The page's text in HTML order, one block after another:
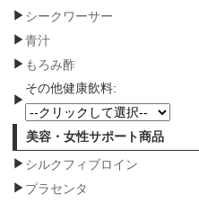
シークワーサー
青汁
もろみ酢
その他健康飲料:
美容・女性サポート商品
シルクフィブロイン
プラセンタ